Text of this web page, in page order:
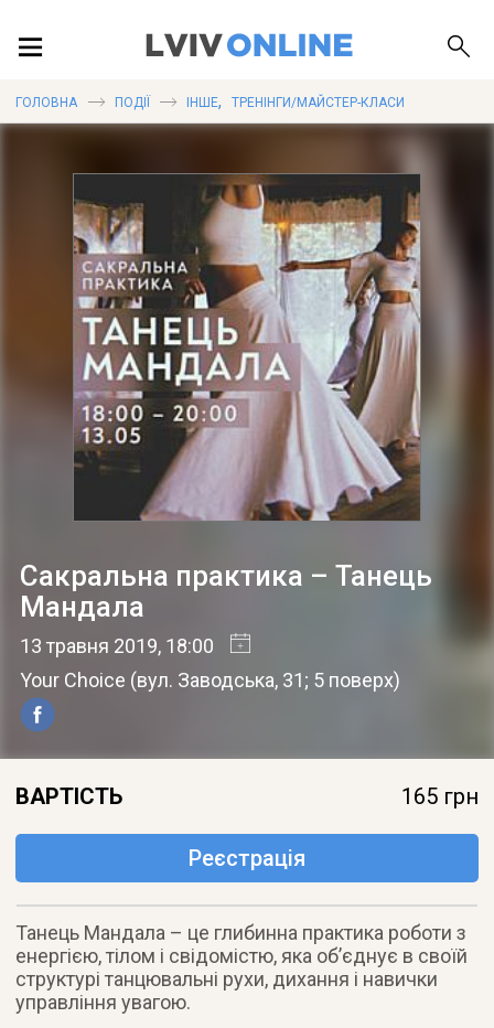
ПУБЛІКАЦІЇ
ДОВІДКА
ГОЛОВНА ПОДІЇ ІНШЕ, ТРЕНІНГИ/МАЙСТЕР-КЛАСИ
Сакральна практика – Танець
Мандала
13 травня 2019, 18:00
Your Choice (вул. Заводська, 31; 5 поверх)
ВАРТІСТЬ 165 грн
Реєстрація
Танець Мандала – це глибинна практика роботи з
енергією, тілом і свідомістю, яка об’єднує в своїй
структурі танцювальні рухи, дихання і навички
управління увагою.